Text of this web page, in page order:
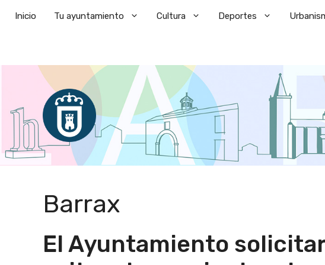
Inicio Tu ayuntamiento Cultura Deportes
Barrax
El Ayuntamiento